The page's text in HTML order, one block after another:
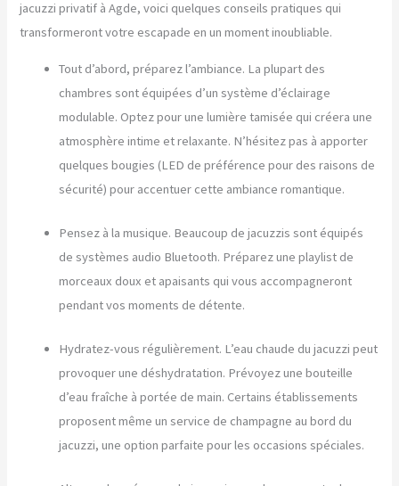
jacuzzi privatif à Agde, voici quelques conseils pratiques qui
transformeront votre escapade en un moment inoubliable.
Tout d’abord, préparez l’ambiance. La plupart des
chambres sont équipées d’un système d’éclairage
modulable. Optez pour une lumière tamisée qui créera une
atmosphère intime et relaxante. N’hésitez pas à apporter
quelques bougies (LED de préférence pour des raisons de
sécurité) pour accentuer cette ambiance romantique.
Pensez à la musique. Beaucoup de jacuzzis sont équipés
de systèmes audio Bluetooth. Préparez une playlist de
morceaux doux et apaisants qui vous accompagneront
pendant vos moments de détente.
Hydratez-vous régulièrement. L’eau chaude du jacuzzi peut
provoquer une déshydratation. Prévoyez une bouteille
d’eau fraîche à portée de main. Certains établissements
proposent même un service de champagne au bord du
jacuzzi, une option parfaite pour les occasions spéciales.